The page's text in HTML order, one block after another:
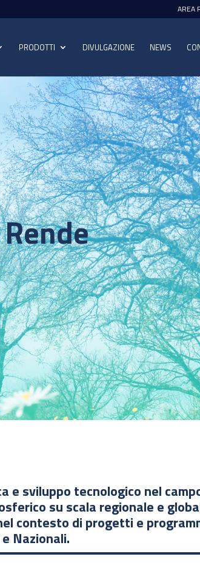
AREA
PRODOTTI DIVULGAZIONE NEWS
e sviluppo tecnologico nel
su scala regionale e
contesto di progetti e
Nazionali.